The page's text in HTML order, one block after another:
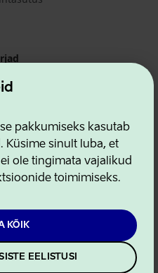
pakkumiseks kasutab
Küsime sinult luba, et
ole tingimata vajalikud
toimimiseks.
KÕIK
EELISTUSI